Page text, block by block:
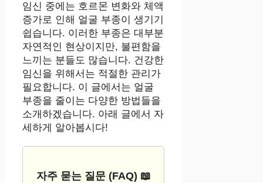
임신 중에는 호르몬 변화와 체액
증가로 인해 얼굴 부종이 생기기
쉽습니다. 이러한 부종은 대부분
자연적인 현상이지만, 불편함을
느끼는 분들도 많습니다. 건강한
임신을 위해서는 적절한 관리가
필요합니다. 이 글에서는 얼굴
부종을 줄이는 다양한 방법들을
소개하겠습니다. 아래 글에서 자
세하게 알아봅시다!
자주 묻는 질문 (FAQ) 📖